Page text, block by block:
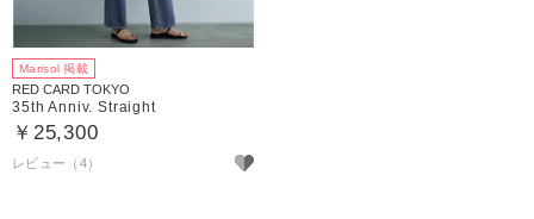
Marisol 掲載
RED CARD TOKYO
35th Anniv. Straight
￥25,300
レビュー（4）